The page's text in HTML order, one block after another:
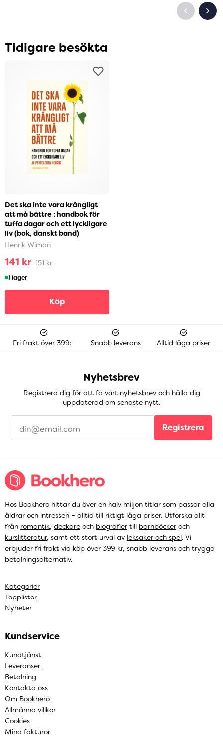
Tidigare besökta
Det ska inte vara krångligt
att må bättre : handbok för
tuffa dagar och ett lyckligare
liv (bok, danskt band)
Henrik Wiman
141 kr 151 kr
I lager
Köp
Fri frakt över 399:- Snabb leverans Alltid låga priser
Nyhetsbrev
Registrera dig för att få vårt nyhetsbrev och hålla dig
uppdaterad om senaste nytt.
Registrera
Hos Bookhero hittar du över en halv miljon titlar som passar alla
åldrar och intressen – alltid till riktigt låga priser. Utforska allt
från romantik, deckare och biografier till barnböcker och
kurslitteratur, samt ett stort urval av leksaker och spel. Vi
erbjuder fri frakt vid köp över 399 kr, snabb leverans och trygga
betalningsalternativ.
Kategorier
Topplistor
Nyheter
Kundservice
Kundtjänst
Leveranser
Betalning
Kontakta oss
Om Bookhero
Allmänna villkor
Cookies
Mina fakturor